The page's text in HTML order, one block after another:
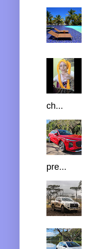
ch...
pre...